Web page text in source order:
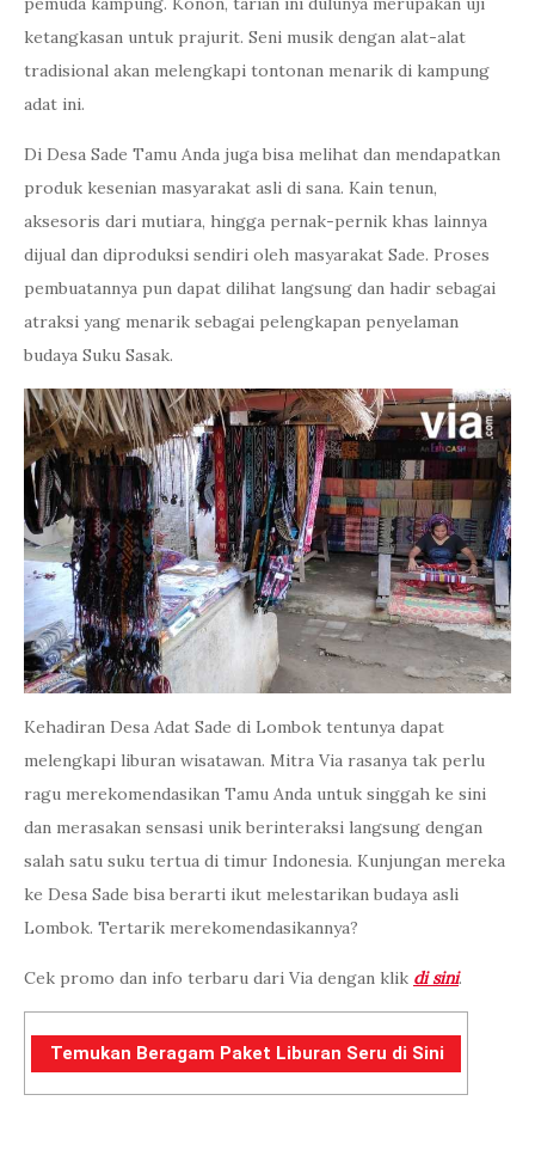
ketangkasan untuk prajurit. Seni musik dengan alat-alat
tradisional akan melengkapi tontonan menarik di kampung
adat ini.
Di Desa Sade Tamu Anda juga bisa melihat dan mendapatkan
produk kesenian masyarakat asli di sana. Kain tenun,
aksesoris dari mutiara, hingga pernak-pernik khas lainnya
dijual dan diproduksi sendiri oleh masyarakat Sade. Proses
pembuatannya pun dapat dilihat langsung dan hadir sebagai
atraksi yang menarik sebagai pelengkapan penyelaman
budaya Suku Sasak.
Kehadiran Desa Adat Sade di Lombok tentunya dapat
melengkapi liburan wisatawan. Mitra Via rasanya tak perlu
ragu merekomendasikan Tamu Anda untuk singgah ke sini
dan merasakan sensasi unik berinteraksi langsung dengan
salah satu suku tertua di timur Indonesia. Kunjungan mereka
ke Desa Sade bisa berarti ikut melestarikan budaya asli
Lombok. Tertarik merekomendasikannya?
Cek promo dan info terbaru dari Via dengan klik di sini.
Temukan Beragam Paket Liburan Seru di Sini